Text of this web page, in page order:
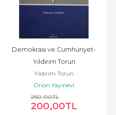
Demokrasi ve Cumhuriyet-
Yıldırım Torun
Yıldırım Torun
Orion Yayınevi
250,00TL
200,00TL